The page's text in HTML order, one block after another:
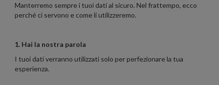
Manterremo sempre i tuoi dati al sicuro. Nel frattempo, ecco
perché ci servono e come li utilizzeremo.
1. Hai la nostra parola
I tuoi dati verranno utilizzati solo per perfezionare la tua
esperienza.